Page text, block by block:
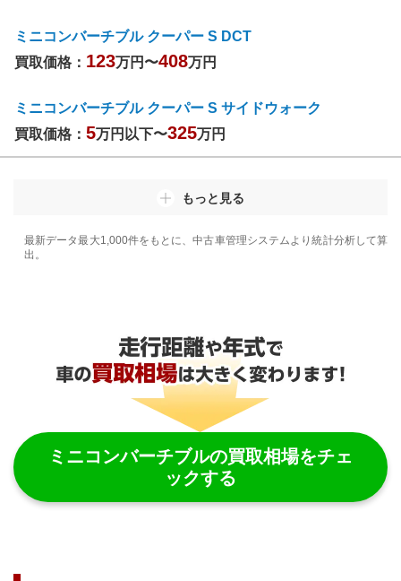
ミニコンバーチブル クーパー S DCT
買取価格： 123万円〜408万円
ミニコンバーチブル クーパー S サイドウォーク
買取価格： 5万円以下〜325万円
もっと見る
最新データ最大1,000件をもとに、中古車管理システムより統計分析して算
出。
ミニコンバーチブルの買取相場をチェ
ックする